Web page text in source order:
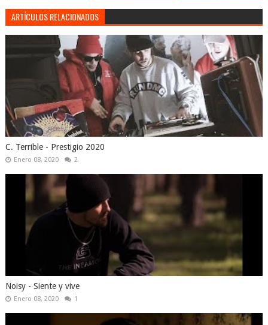
ARTÍCULOS RELACIONADOS
C. Terrible - Prestigio 2020
Enero 08, 2020 2
Noisy - Siente y vive
Enero 08, 2020 1